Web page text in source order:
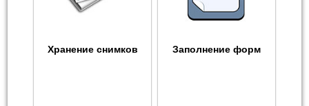
Хранение снимков Заполнение форм